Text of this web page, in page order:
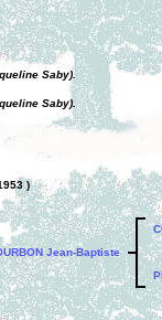
Saby).
Saby).
)
Jean-Baptiste